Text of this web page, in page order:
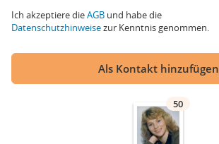
Ich akzeptiere dieAGB und habe die
Datenschutzhinweisezur Kenntnis genommen.
Als Kontakt hinzufügen
50